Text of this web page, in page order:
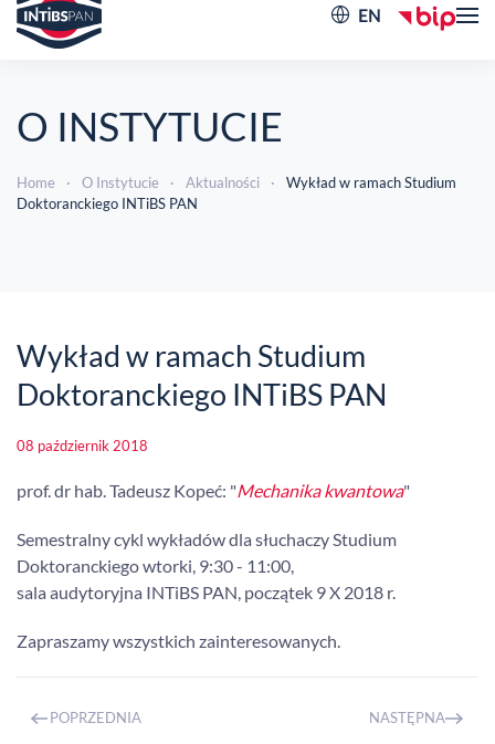
EN
O INSTYTUCIE
Home O Instytucie Aktualności
Wykład w ramach Studium
Doktoranckiego INTiBS PAN
Wykład w ramach Studium
Doktoranckiego INTiBS PAN
08 październik 2018
prof. dr hab. Tadeusz Kopeć: "Mechanika kwantowa"
Semestralny cykl wykładów dla słuchaczy Studium
Doktoranckiego wtorki, 9:30 - 11:00,
sala audytoryjna INTiBS PAN, początek 9 X 2018 r.
Zapraszamy wszystkich zainteresowanych.
POPRZEDNIA NASTĘPNA